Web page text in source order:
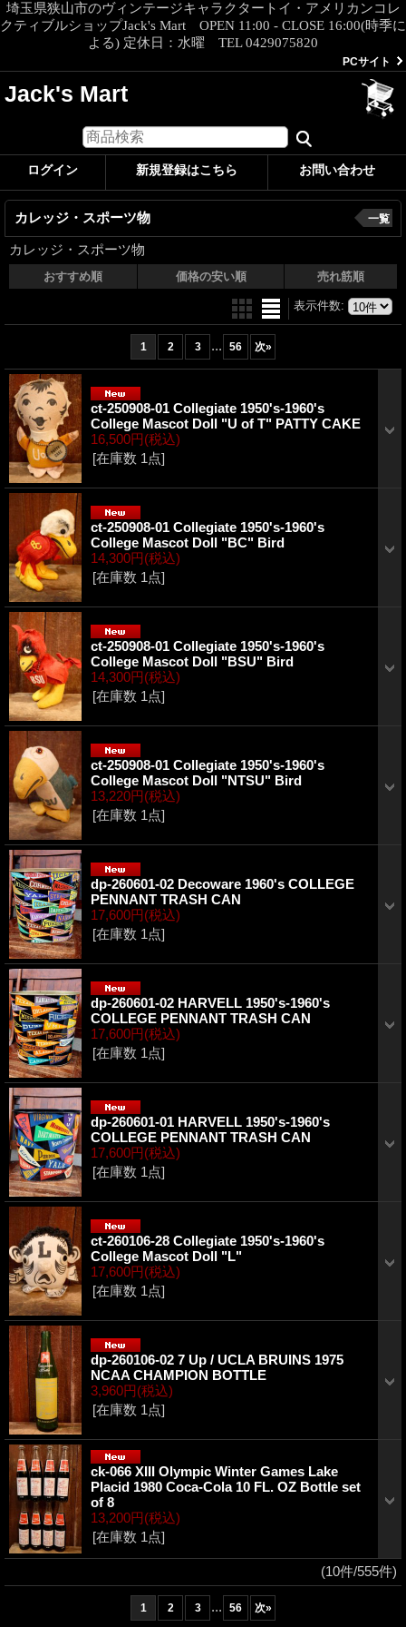
埼玉県狭山市のヴィンテージキャラクタートイ・アメリカンコレ
クティブルショップJack's Mart OPEN 11:00 - CLOSE 16:00(時季に
よる) 定休日：水曜 TEL 0429075820
PCサイト
Jack's Mart
ログイン 新規登録はこちら お問い合わせ
カレッジ・スポーツ物
カレッジ・スポーツ物
一覧
おすすめ順 価格の安い順 売れ筋順
表示件数:
1 2 3 ... 56 次»
ct-250908-01 Collegiate 1950's-1960's
College Mascot Doll "U of T" PATTY CAKE
16,500円(税込)
[在庫数 1点]
ct-250908-01 Collegiate 1950's-1960's
College Mascot Doll "BC" Bird
14,300円(税込)
[在庫数 1点]
ct-250908-01 Collegiate 1950's-1960's
College Mascot Doll "BSU" Bird
14,300円(税込)
[在庫数 1点]
ct-250908-01 Collegiate 1950's-1960's
College Mascot Doll "NTSU" Bird
13,220円(税込)
[在庫数 1点]
dp-260601-02 Decoware 1960's COLLEGE
PENNANT TRASH CAN
17,600円(税込)
[在庫数 1点]
dp-260601-02 HARVELL 1950's-1960's
COLLEGE PENNANT TRASH CAN
17,600円(税込)
[在庫数 1点]
dp-260601-01 HARVELL 1950's-1960's
COLLEGE PENNANT TRASH CAN
17,600円(税込)
[在庫数 1点]
ct-260106-28 Collegiate 1950's-1960's
College Mascot Doll "L"
17,600円(税込)
[在庫数 1点]
dp-260106-02 7 Up / UCLA BRUINS 1975
NCAA CHAMPION BOTTLE
3,960円(税込)
[在庫数 1点]
ck-066 XIII Olympic Winter Games Lake
Placid 1980 Coca-Cola 10 FL. OZ Bottle set
of 8
13,200円(税込)
[在庫数 1点]
(10件/555件)
1 2 3 ... 56 次»